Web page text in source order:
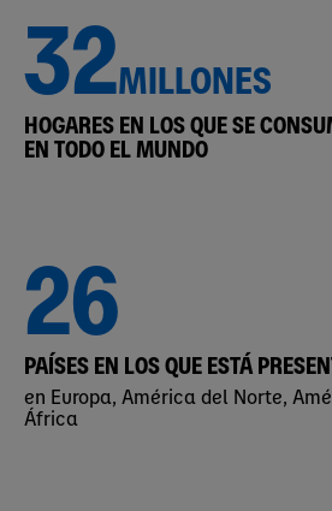
32MILLONES
HOGARES EN LOS QUE SE
EN TODO EL MUNDO
26
PAÍSES EN LOS QUE ESTÁ
en Europa, América del Norte,
África